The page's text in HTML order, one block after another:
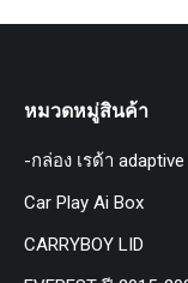
หมวดหมู่สินค้า
-กล่อง เรด้า
Car Play Ai Box
CARRYBOY LID